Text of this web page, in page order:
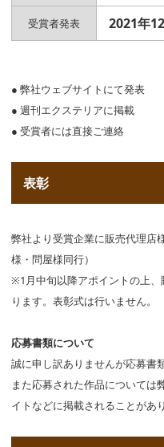
受賞者発表 2021年
● 弊社ウェブサイトにて発表
● 週刊エクステリアに掲載
● 受賞者には直接ご連絡
表彰
弊社より受賞企業に販売代理店
様・問屋様同行）
※1月中旬以降アポイントの上
ります。表彰式は行いません。
応募書類について
誠に申し訳ありませんが応募書
また応募された作品については
イトなどに掲載されることがあ